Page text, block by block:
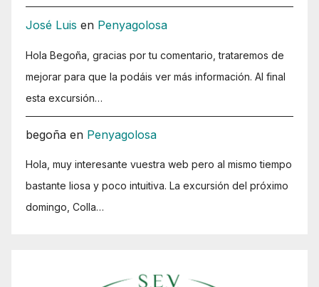
José Luis en Penyagolosa
Hola Begoña, gracias por tu comentario, trataremos de
mejorar para que la podáis ver más información. Al final
esta excursión…
begoña en Penyagolosa
Hola, muy interesante vuestra web pero al mismo tiempo
bastante liosa y poco intuitiva. La excursión del próximo
domingo, Colla…